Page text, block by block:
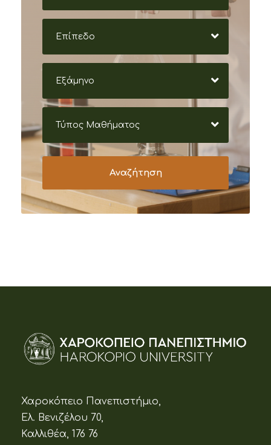
Χαροκόπειο Πανεπιστήμιο,
Ελ. Βενιζέλου 70,
Καλλιθέα, 176 76